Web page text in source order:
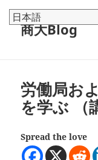
商大Blog
労働局お
を学ぶ （
Spread the love